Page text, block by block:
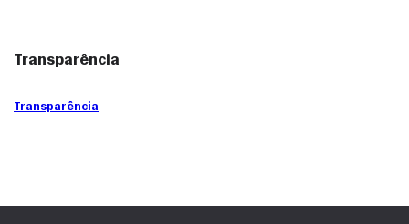
Transparência
Transparência